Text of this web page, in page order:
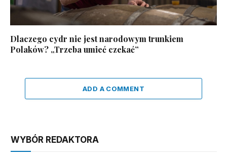
Dlaczego cydr nie jest narodowym trunkiem
Polaków? „Trzeba umieć czekać”
ADD A COMMENT
WYBÓR REDAKTORA